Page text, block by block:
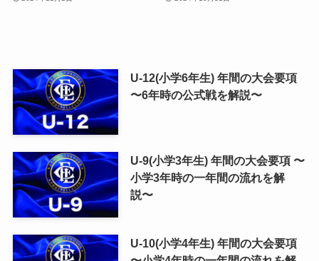
U-12(小学6年生) 年間の大会要項
〜6年時の公式戦を解説〜
U-9(小学3年生) 年間の大会要項 〜
小学3年時の一年間の流れを解
説〜
U-10(小学4年生) 年間の大会要項